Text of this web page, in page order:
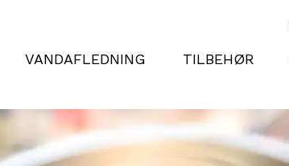
VANDAFLEDNING TILBEHØR